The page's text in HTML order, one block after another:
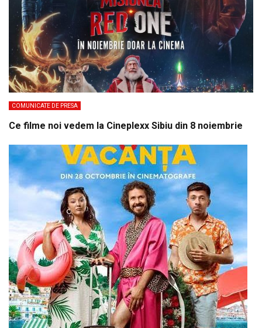
COMUNICATE DE PRESA
Ce filme noi vedem la Cineplexx Sibiu din 8 noiembrie